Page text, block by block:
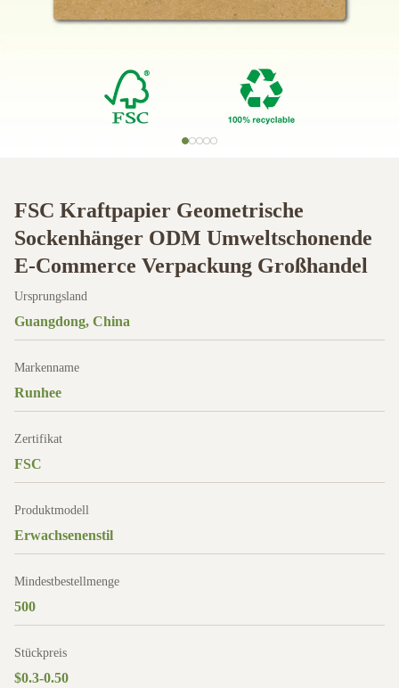
FSC Kraftpapier Geometrische
Sockenhänger ODM Umweltschonende
E-Commerce Verpackung Großhandel
Ursprungsland
Guangdong, China
Markenname
Runhee
Zertifikat
FSC
Produktmodell
Erwachsenenstil
Mindestbestellmenge
500
Stückpreis
$0.3-0.50